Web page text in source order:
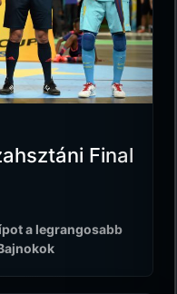
Final
a legrangosabb